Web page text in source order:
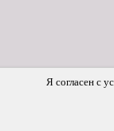
Я согласен с